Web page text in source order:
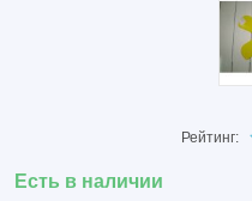
Рейтинг:
Есть в наличии